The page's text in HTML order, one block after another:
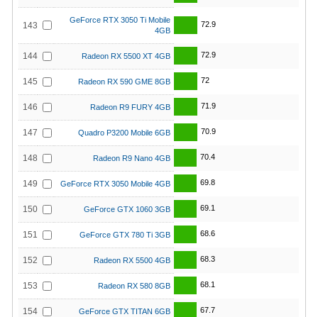
143
GeForce RTX 3050 Ti Mobile
4GB
72.9
144 Radeon RX 5500 XT 4GB 72.9
145 Radeon RX 590 GME 8GB 72
146 Radeon R9 FURY 4GB 71.9
147 Quadro P3200 Mobile 6GB 70.9
148 Radeon R9 Nano 4GB 70.4
149 GeForce RTX 3050 Mobile 4GB 69.8
150 GeForce GTX 1060 3GB 69.1
151 GeForce GTX 780 Ti 3GB 68.6
152 Radeon RX 5500 4GB 68.3
153 Radeon RX 580 8GB 68.1
154 GeForce GTX TITAN 6GB 67.7